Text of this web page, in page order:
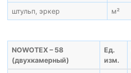
штульп, эркер м²
NOWOTEX – 58
(двухкамерный)
Ед.
изм.